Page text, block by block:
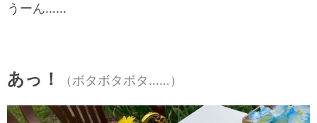
うーん……
あっ！ （ボタボタボタ……）